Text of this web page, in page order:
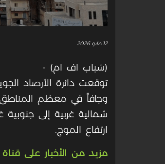
12 مايو 2026
(شباب اف ام) -
توقعت دائرة الأرصاد
وجافاً في معظم المناطق،
شمالية غربية إلى
ارتفاع الموج.
مزيد من الأخبار على